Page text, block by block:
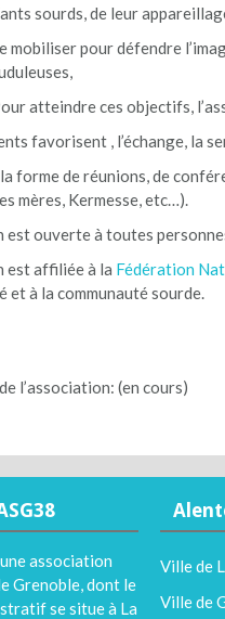
sourds, de leur
mobiliser pour défendre
atteindre ces objectifs,
favorisent , l’échange, la
forme de réunions, de
mères, Kermesse, etc…).
est ouverte à toutes
est affiliée à la Fédération
et à la communauté sourde.
l’association: (en cours)
association
Grenoble, dont le
se situe à La
Ville de
Ville de